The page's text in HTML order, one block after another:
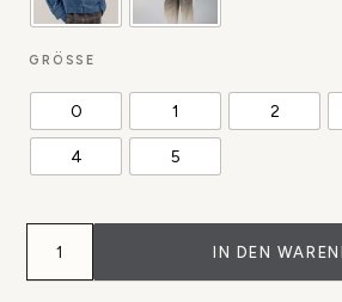
GRÖSSE
0 1 2
4 5
Bluse
Trakai
Denim
IN DEN